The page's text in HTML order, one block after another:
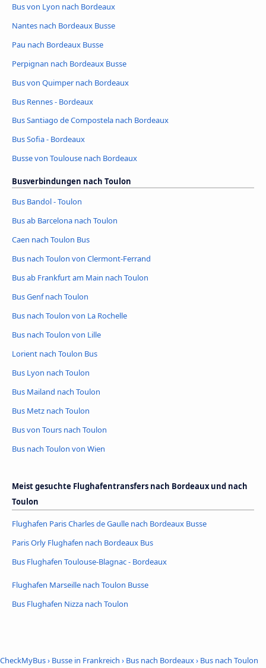
Bus von Lyon nach Bordeaux
Nantes nach Bordeaux Busse
Pau nach Bordeaux Busse
Perpignan nach Bordeaux Busse
Bus von Quimper nach Bordeaux
Bus Rennes - Bordeaux
Bus Santiago de Compostela nach Bordeaux
Bus Sofia - Bordeaux
Busse von Toulouse nach Bordeaux
Busverbindungen nach Toulon
Bus Bandol - Toulon
Bus ab Barcelona nach Toulon
Caen nach Toulon Bus
Bus nach Toulon von Clermont-Ferrand
Bus ab Frankfurt am Main nach Toulon
Bus Genf nach Toulon
Bus nach Toulon von La Rochelle
Bus nach Toulon von Lille
Lorient nach Toulon Bus
Bus Lyon nach Toulon
Bus Mailand nach Toulon
Bus Metz nach Toulon
Bus von Tours nach Toulon
Bus nach Toulon von Wien
Meist gesuchte Flughafentransfers nach Bordeaux und nach
Toulon
Flughafen Paris Charles de Gaulle nach Bordeaux Busse
Paris Orly Flughafen nach Bordeaux Bus
Bus Flughafen Toulouse-Blagnac - Bordeaux
Flughafen Marseille nach Toulon Busse
Bus Flughafen Nizza nach Toulon
CheckMyBus› Busse in Frankreich › Bus nach Bordeaux› Bus nach Toulon